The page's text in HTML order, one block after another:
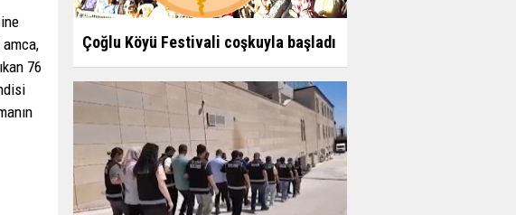
amca,
76
Çoğlu Köyü Festivali coşkuyla başladı